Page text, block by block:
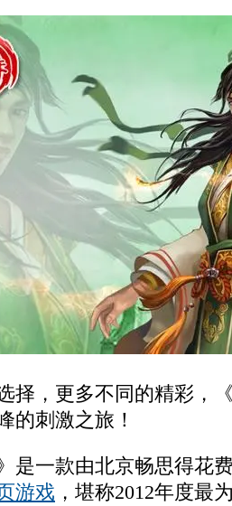
，更多不同的精彩，
的刺激之旅！
一款由北京畅思得花
游戏 ，堪称2012年度最